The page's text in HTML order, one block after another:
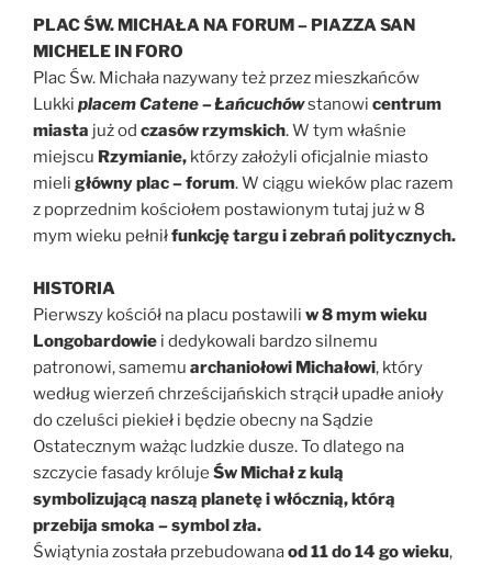
PLAC ŚW. MICHAŁA NA FORUM – PIAZZA SAN
MICHELE IN FORO
Plac Św. Michała nazywany też przez mieszkańców
Lukki placem Catene – Łańcuchówstanowi centrum
miasta już od czasów rzymskich. W tym właśnie
miejscu Rzymianie, którzy założyli oficjalnie miasto
mieli główny plac – forum. W ciągu wieków plac razem
z poprzednim kościołem postawionym tutaj już w 8
mym wieku pełniłfunkcję targu i zebrań politycznych.
HISTORIA
Pierwszy kościół na placu postawili w 8 mym wieku
Longobardowie i dedykowali bardzo silnemu
patronowi, samemu archaniołowi Michałowi, który
według wierzeń chrześcijańskich strącił upadłe anioły
do czeluści piekieł i będzie obecny na Sądzie
Ostatecznym ważąc ludzkie dusze. To dlatego na
szczycie fasady króluje Św Michał z kulą
symbolizującą naszą planetę i włócznią, którą
przebija smoka – symbol zła.
Świątynia została przebudowanaod 11 do 14 go wieku,